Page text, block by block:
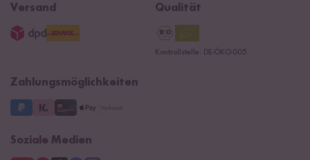
Navacopah
15 Jahre Reishunger
Jobs
Datenschutzerklärung
3 Jahre Garantie
Versand Qualität
Kontrollstelle: DE-ÖKO-005
Zahlungsmöglichkeiten
Soziale Medien